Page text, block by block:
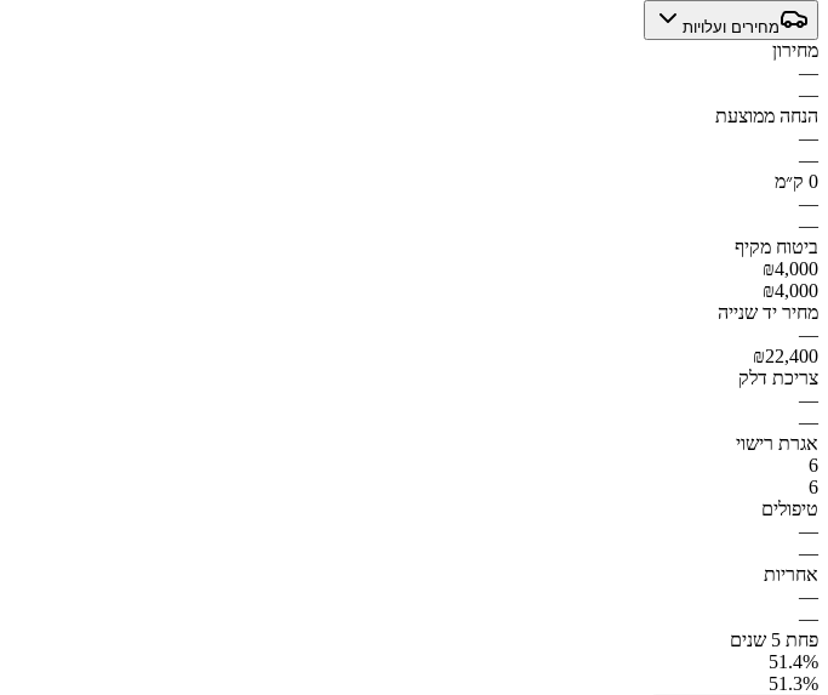
מחירים ועלויות
מחירון
—
—
הנחה ממוצעת
—
—
0 ק״מ
—
—
ביטוח מקיף
₪4,000
₪4,000
מחיר יד שנייה
—
₪22,400
צריכת דלק
—
—
אגרת רישוי
6
6
טיפולים
—
—
אחריות
—
—
פחת 5 שנים
51.4%
51.3%